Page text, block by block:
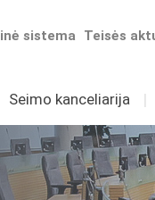
Teisės
sistema
Seimo kanceliarija I